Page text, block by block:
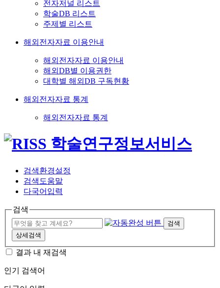
전자저널 리스트
학술DB 리스트
주제별 리스트
해외전자자료 이용안내
해외전자자료 이용안내
해외DB별 이용권한
대학별 해외DB 구독현황
해외전자자료 통계
해외전자자료 통계
검색환경설정
검색도움말
다국어입력
검색
검색
상세검색
결과 내 재검색
인기 검색어